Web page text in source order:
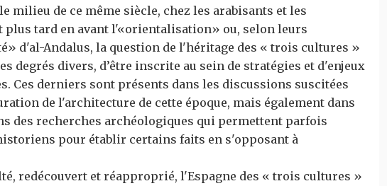
milieu de ce même siècle, chez les arabisants et les
plus tard en avant l'«orientalisation» ou, selon leurs
d'al-Andalus, la question de l'héritage des « trois cultures »
degrés divers, d’être inscrite au sein de stratégies et d'enjeux
Ces derniers sont présents dans les discussions suscitées
de l'architecture de cette époque, mais également dans
des recherches archéologiques qui permettent parfois
pour établir certains faits en s'opposant à
redécouvert et réapproprié, l'Espagne des « trois cultures »